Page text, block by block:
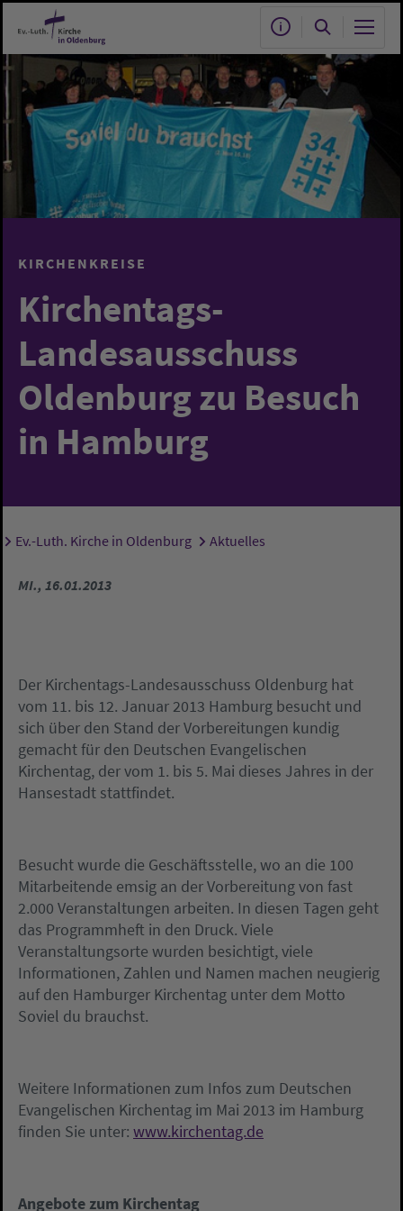
Zum Hauptinhalt springen
KIRCHENKREISE
Kirchentags-
Landesausschuss
Oldenburg zu Besuch
in Hamburg
Sie sind hier:
Ev.-Luth. Kirche in Oldenburg Aktuelles
MI., 16.01.2013
Der Kirchentags-Landesausschuss Oldenburg hat
vom 11. bis 12. Januar 2013 Hamburg besucht und
sich über den Stand der Vorbereitungen kundig
gemacht für den Deutschen Evangelischen
Kirchentag, der vom 1. bis 5. Mai dieses Jahres in der
Hansestadt stattfindet.
Besucht wurde die Geschäftsstelle, wo an die 100
Mitarbeitende emsig an der Vorbereitung von fast
2.000 Veranstaltungen arbeiten. In diesen Tagen geht
das Programmheft in den Druck. Viele
Veranstaltungsorte wurden besichtigt, viele
Informationen, Zahlen und Namen machen neugierig
auf den Hamburger Kirchentag unter dem Motto
Soviel du brauchst.
Weitere Informationen zum Infos zum Deutschen
Evangelischen Kirchentag im Mai 2013 im Hamburg
finden Sie unter: www.kirchentag.de
Angebote zum Kirchentag